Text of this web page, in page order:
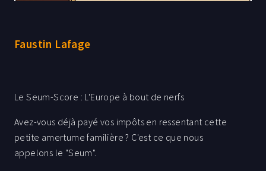
Faustin Lafage
Le Seum-Score : L'Europe à bout de nerfs
Avez-vous déjà payé vos impôts en ressentant cette
petite amertume familière ? C'est ce que nous
appelons le "Seum".